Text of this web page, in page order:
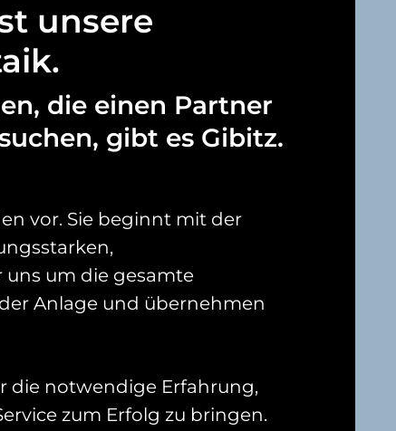
unsere
die einen Partner
gibt es Gibitz.
vor. Sie beginnt mit der
um die gesamte
Anlage und übernehmen
die notwendige Erfahrung,
zum Erfolg zu bringen.